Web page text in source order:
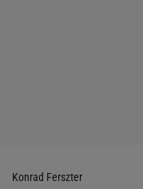
Konrad Ferszter